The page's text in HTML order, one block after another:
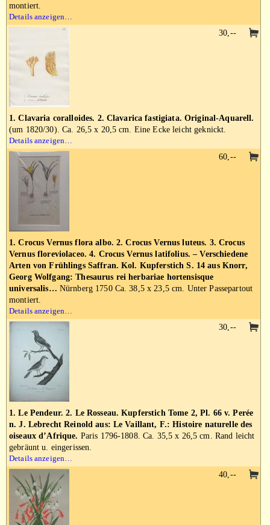
montiert.
Details anzeigen…
1. Clavaria coralloides. 2. Clavarica fastigiata. Original-Aquarell.
(um 1820/30). Ca. 26,5 x 20,5 cm. Eine Ecke leicht geknickt.
Details anzeigen…
30,--
1. Crocus Vernus flora albo. 2. Crocus Vernus luteus. 3. Crocus
Vernus floreviolaceo. 4. Crocus Vernus latifolius. – Verschiedene
Arten von Frühlings Saffran. Kol. Kupferstich S. 14 aus Knorr,
Georg Wolfgang: Thesaurus rei herbariae hortensisque
universalis… Nürnberg 1750 Ca. 38,5 x 23,5 cm. Unter Passepartout
montiert.
Details anzeigen…
60,--
1. Le Pendeur. 2. Le Rosseau. Kupferstich Tome 2, Pl. 66 v. Perée
n. J. Lebrecht Reinold aus: Le Vaillant, F.: Histoire naturelle des
oiseaux d’Afrique. Paris 1796-1808. Ca. 35,5 x 26,5 cm. Rand leicht
gebräunt u. eingerissen.
Details anzeigen…
30,--
40,--